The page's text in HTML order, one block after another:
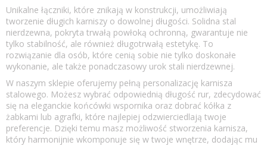
Unikalne łączniki, które znikają w konstrukcji, umożliwiają
tworzenie długich karniszy o dowolnej długości. Solidna stal
nierdzewna, pokryta trwałą powłoką ochronną, gwarantuje nie
tylko stabilność, ale również długotrwałą estetykę. To
rozwiązanie dla osób, które cenią sobie nie tylko doskonałe
wykonanie, ale także ponadczasowy urok stali nierdzewnej.
W naszym sklepie oferujemy pełną personalizację karnisza
stalowego. Możesz wybrać odpowiednią długość rur, zdecydować
się na eleganckie końcówki wspornika oraz dobrać kółka z
żabkami lub agrafki, które najlepiej odzwierciedlają twoje
preferencje. Dzięki temu masz możliwość stworzenia karnisza,
który harmonijnie wkomponuje się w twoje wnętrze, dodając mu